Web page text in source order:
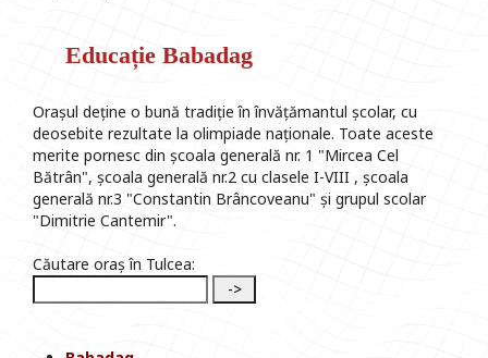
Educație Babadag
Orașul deține o bună tradiție în învățămantul școlar, cu
deosebite rezultate la olimpiade naționale. Toate aceste
merite pornesc din școala generală nr. 1 "Mircea Cel
Bătrân", școala generală nr.2 cu clasele I-VIII , școala
generală nr.3 "Constantin Brâncoveanu" și grupul scolar
"Dimitrie Cantemir".
Căutare oraș în Tulcea: